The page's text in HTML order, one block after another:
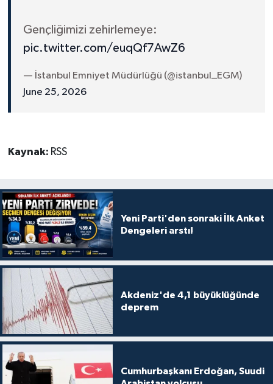
Gençliğimizi zehirlemeye:
pic.twitter.com/euqQf7AwZ6
— İstanbul Emniyet Müdürlüğü (@istanbul_EGM)
June 25, 2026
Kaynak: RSS
Yeni Parti'den sonraki İlk Anket
Dengeleri arstı!
Akdeniz'de 4,1 büyüklüğünde
deprem
Cumhurbaşkanı Erdoğan, Suudi